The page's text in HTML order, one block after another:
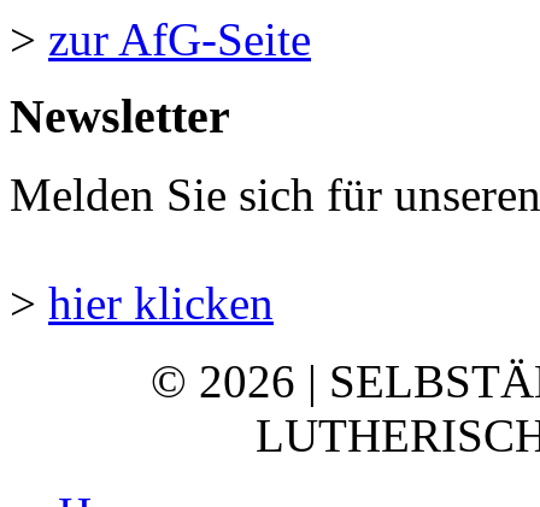
> zur AfG-Seite
Newsletter
Melden Sie sich für
> hier klicken
© 2026 |